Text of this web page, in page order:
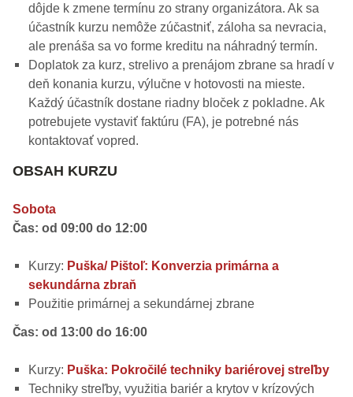
dôjde k zmene termínu zo strany organizátora. Ak sa
účastník kurzu nemôže zúčastniť, záloha sa nevracia,
ale prenáša sa vo forme kreditu na náhradný termín.
Doplatok za kurz, strelivo a prenájom zbrane sa hradí v
deň konania kurzu, výlučne v hotovosti na mieste.
Každý účastník dostane riadny bloček z pokladne. Ak
potrebujete vystaviť faktúru (FA), je potrebné nás
kontaktovať vopred.
OBSAH KURZU
Sobota
Čas: od 09:00 do 12:00
Kurzy: Puška/ Pištoľ: Konverzia primárna a
sekundárna zbraň
Použitie primárnej a sekundárnej zbrane
Čas: od 13:00 do 16:00
Kurzy: Puška: Pokročilé techniky bariérovej streľby
Techniky streľby, využitia bariér a krytov v krízových